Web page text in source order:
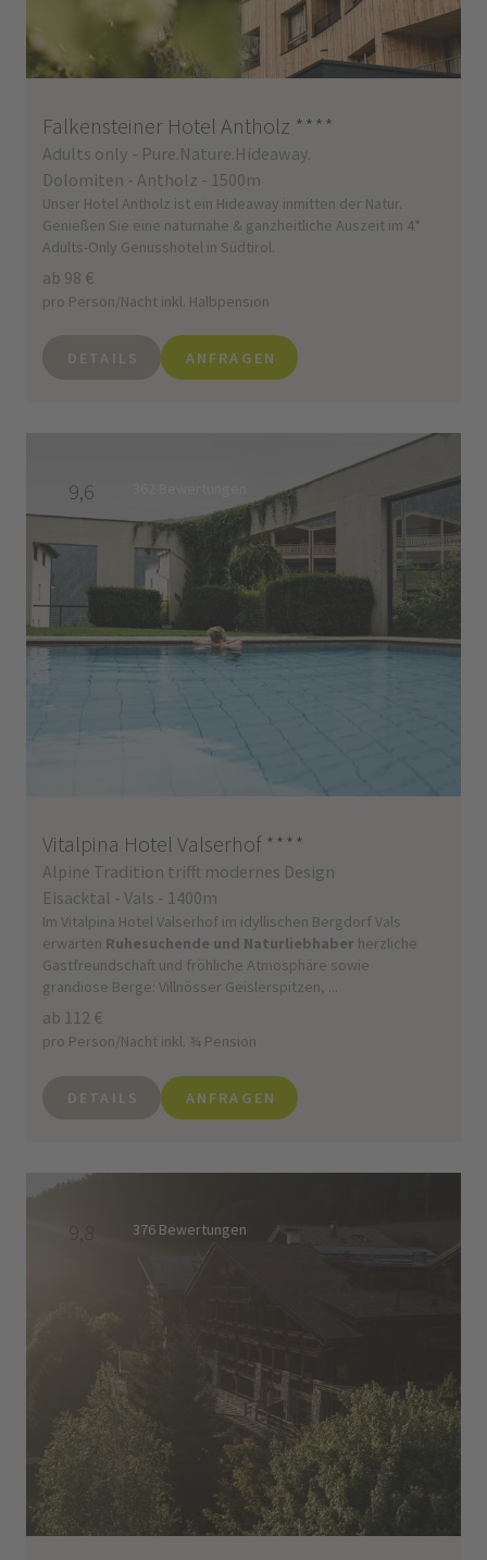
Falkensteiner Hotel Antholz ****
Adults only - Pure.Nature.Hideaway.
Dolomiten - Antholz - 1500m
Unser Hotel Antholz ist ein Hideaway inmitten der Natur.
Genießen Sie eine naturnahe & ganzheitliche Auszeit im 4*
Adults-Only Genusshotel in Südtirol.
ab 98 €
pro Person/Nacht inkl. Halbpension
DETAILS ANFRAGEN
9,6
Vitalpina Hotel Valserhof ****
Alpine Tradition trifft modernes Design
Eisacktal - Vals - 1400m
Im Vitalpina Hotel Valserhof im idyllischen Bergdorf Vals
erwarten Ruhesuchende und Naturliebhaber herzliche
Gastfreundschaft und fröhliche Atmosphäre sowie
grandiose Berge: Villnösser Geislerspitzen, ...
ab 112 €
pro Person/Nacht inkl. ¾ Pension
DETAILS ANFRAGEN
9,8 376 Bewertungen